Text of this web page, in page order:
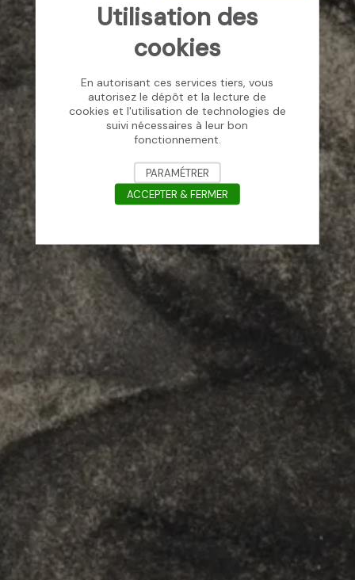
Utilisation des
cookies
En autorisant ces services tiers, vous
autorisez le dépôt et la lecture de
cookies et l'utilisation de technologies de
suivi nécessaires à leur bon
fonctionnement.
PARAMÉTRER
ACCEPTER & FERMER